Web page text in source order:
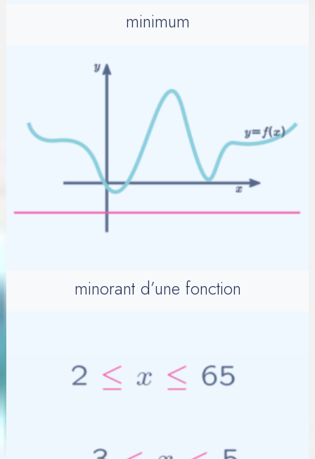
minimum
minorant d’une fonction